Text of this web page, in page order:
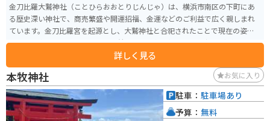
金刀比羅大鷲神社（ことひらおおとりじんじゃ）は、横浜市南区の下町にあ
る歴史深い神社で、商売繁盛や開運招福、金運などのご利益で広く親しまれ
ています。金刀比羅宮を起源とし、大鷲神社と合祀されたことで現在の姿と
なり、境内には朱色の鳥居や落ち着いた雰囲気の拝殿、稲荷社などが並び、
日常の参拝にも訪れやすい穏やかな空気があります。 毎年11月に行われる酉
の市は特に有名で、境内は熊手を求める参拝者たちで大いに賑わい、下町ら
しい活気が感じられます。周辺には商店街が多く散策にも向いており、バイ
クで訪れる場合も近隣のコインパーキングや駐輪場が利用しやすく、気軽に
立ち寄れる観光スポットです。
詳しく見る
本牧神社 お気に入り
駐車： 駐車場あり
予算： 無料